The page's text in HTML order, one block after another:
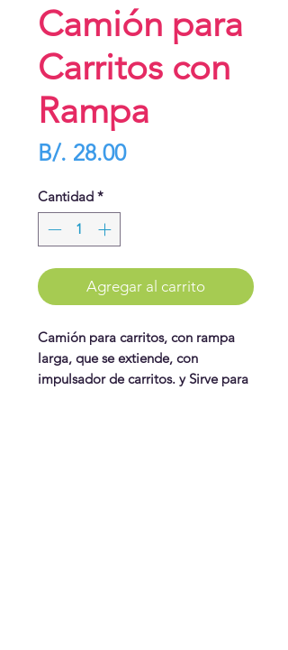
Camión para
Carritos con
Rampa
B/. 28.00Precio
Cantidad *
Agregar al carrito
Camión para carritos, con rampa
larga, que se extiende, con
impulsador de carritos. y Sirve para